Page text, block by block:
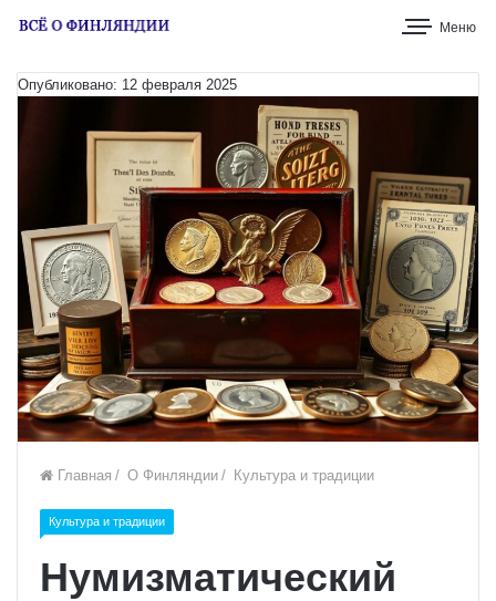
Меню
Опубликовано: 12 февраля 2025
Главная / О Финляндии / Культура и традиции
Культура и традиции
Нумизматический